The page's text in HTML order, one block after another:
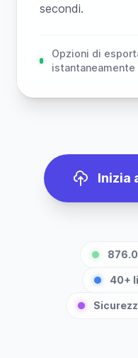
secondi.
Opzioni di
Inizia
40+